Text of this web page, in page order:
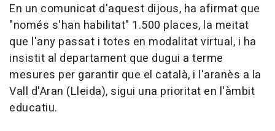
En un comunicat d'aquest dijous, ha afirmat que
"només s'han habilitat" 1.500 places, la meitat
que l'any passat i totes en modalitat virtual, i ha
insistit al departament que dugui a terme
mesures per garantir que el català, i l'aranès a la
Vall d'Aran (Lleida), sigui una prioritat en l'àmbit
educatiu.